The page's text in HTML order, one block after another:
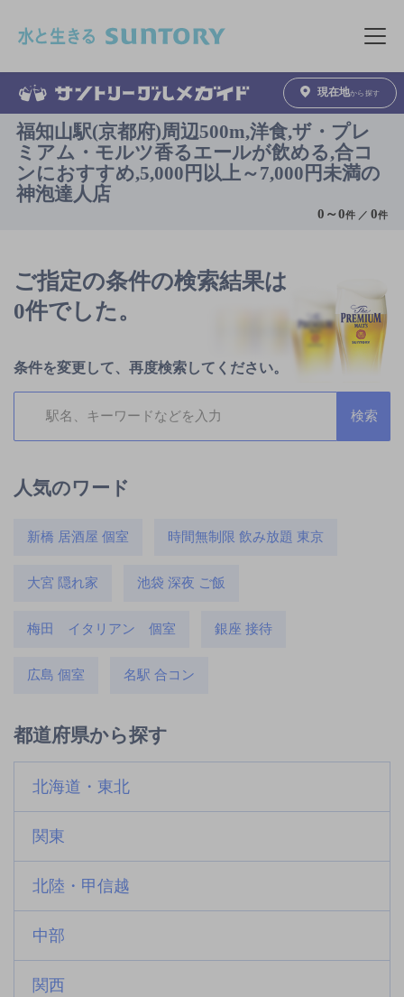
メニュ
現在地から探す
福知山駅(京都府)周辺500m,洋食,ザ・プレ
ミアム・モルツ香るエールが飲める,合コ
ンにおすすめ,5,000円以上～7,000円未満の
神泡達人店
0 ～0件 ／0件
ご指定の条件の検索結果は
0件でした。
条件を変更して、再度検索してください。
人気のワード
新橋 居酒屋 個室 時間無制限 飲み放題 東京
大宮 隠れ家 池袋 深夜 ご飯
梅田 イタリアン 個室 銀座 接待
広島 個室 名駅 合コン
都道府県から探す
北海道・東北
関東
北陸・甲信越
中部
関西